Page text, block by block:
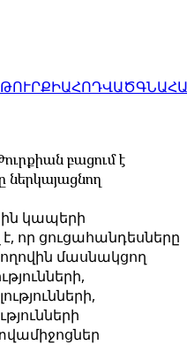
ԹՈՒՐՔԻԱՀՈԴՎԱԾ
բացում է
ներկայացնող
կապերի
որ ցուցահանդեսները
մասնակցող